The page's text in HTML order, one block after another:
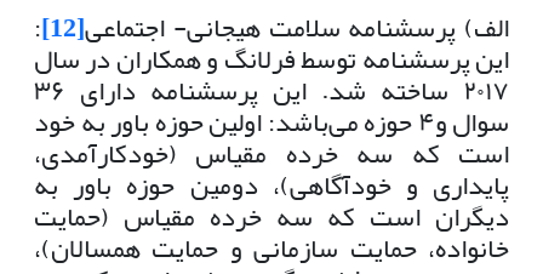
الف) پرسشنامه سلامت هیجانی- اجتماعی[12]
:
این پرسشنامه توسط فرلانگ و همکاران در سال
۲۰۱۷ ساخته شد. این پرسشنامه دارای ۳۶
سوال و۴ حوزه می‌باشد: اولین حوزه باور به خود
است که سه خرده مقیاس (خودکارآمدی،
پایداری و خودآگاهی)، دومین حوزه باور به
دیگران است که سه خرده مقیاس (حمایت
خانواده، حمایت سازمانی و حمایت همسالان)،